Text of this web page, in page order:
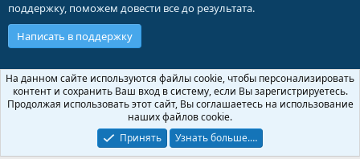
поддержку, поможем довести все до результата.
Написать в поддержку
Russian (RU)
Обратная связь
Условия и правила
Политика конфиденциальности
Помощь
Community platform by XenForo ® © 2010-2026 XenForo Ltd.
На данном сайте используются файлы cookie, чтобы персонализировать
контент и сохранить Ваш вход в систему, если Вы зарегистрируетесь.
Продолжая использовать этот сайт, Вы соглашаетесь на использование
наших файлов cookie.
Принять
Узнать больше.…